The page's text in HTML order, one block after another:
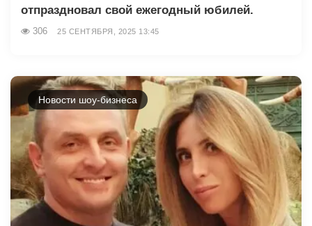
отпраздновал свой ежегодный юбилей.
306 25 СЕНТЯБРЯ, 2025 13:45
Новости шоу-бизнеса